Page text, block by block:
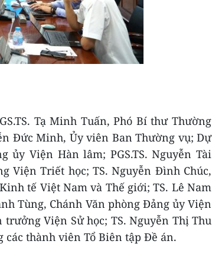
Tạ Minh Tuấn, Phó Bí thư Thường
Đức Minh, Ủy viên Ban Thường vụ; Dự
ủy Viện Hàn lâm; PGS.TS. Nguyễn Tài
Viện Triết học; TS. Nguyễn Đình Chúc,
tế Việt Nam và Thế giới; TS. Lê Nam
Tùng, Chánh Văn phòng Đảng ủy Viện
trưởng Viện Sử học; TS. Nguyễn Thị Thu
các thành viên Tổ Biên tập Đề án.